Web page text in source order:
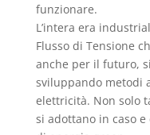
funzionare.
L’intera era
Flusso di Tensione
anche per il futuro,
sviluppando metodi
elettricità. Non solo
si adottano in caso e